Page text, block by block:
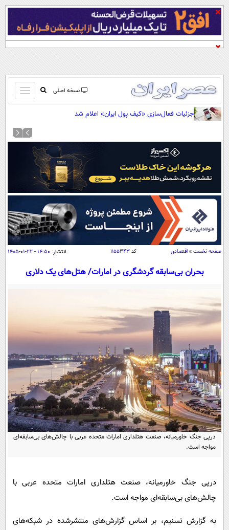
نسخه اصلی
باز
و
کردن
منو
صفحه اول
آرشیو
نظرسنجی
آب و هوا
اوقات شرعی
سواد زندگی
سیاسی
اقتصاد
اقتصادی
جامعه
سلامت
یک برش دانایی
محیط زیست
سفر و تفریح
سیاست خارجی
فرهنگ و هنر
علم و دانش
فناوری و It
علمی
اخبار کریپتو
قرآن
گوناگون
سرگرمی
باشگاه مغز
مجله تصویری سلاح
فیلم
اقتصاد
ورزش
فناوری
گوناگون
حوادث
عصر ایران 2
خواندنی ها و دیدنی ها
داستان کوتاه
روانشناسی
آشپزی
دانلود
آموزش زبان
جزئیات فعال‌سازی «کیف پول ایران» اعلام شد
صفحه نخست » اقتصادی کد ۱۱۵۵۳۴۳ انتشار: ۱۴:۵۰ - ۲۲-۰۱-۱۴۰۵
بحران بی‌سابقه گردشگری در امارات/ هتل‌های یک دلاری
درپی جنگ خاورمیانه، صنعت هتلداری امارات متحده عربی با چالش‌های بی‌سابقه‌ای
مواجه است.
درپی جنگ خاورمیانه، صنعت هتلداری امارات متحده عربی با
چالش‌های بی‌سابقه‌ای مواجه است.
به گزارش تسنیم، بر اساس گزارش‌های منتشرشده در شبکه‌های